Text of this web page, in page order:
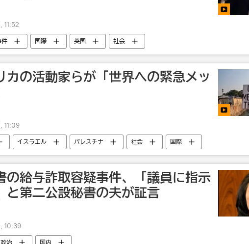
11:52
件 国際 英国 社会
カの活動家らが「世界への緊急メッ
11:09
イスラエル パレスチナ 社会 国際
の給与詐取容疑事件、「議員に指示
と第二公設秘書の夫が証言
10:39
政治 国内